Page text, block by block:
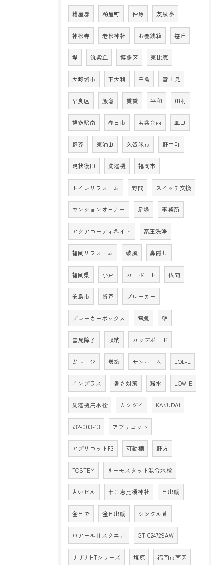
糟屋郡 粕屋町 仲原 友泉亭
神松寺 老松神社 お賽銭箱 笹丘
堤 筑紫丘 博多区 東比恵
大野城市 下大利 田島 富士見
早良区 飯倉 賃貸 平和 田村
博多駅南 春日市 若葉台西 皿山
野芥 東油山 久留米市 野中町
現状復旧 洗濯機 福岡市
トイレリフォーム 野間 スイッチ交換
マンションオーナー 足場 事務所
アクアコーディネイト 高圧洗浄
福岡リフォーム 破風 鼻隠し
福岡県 小戸 カーポート 仏間
糸島市 折戸 ブレーカー
ブレーカーボックス 電気 壁
雪見障子 収納 カップボード
ガレージ 増築 サンルーム LOE-E
インプラス 暑さ対策 漏水 LOW-E
洗濯機用水栓 カクダイ KAKUDAI
732-003-13 アプリコット
アプリコットF3 可動棚 野方
TOSTEM サーモスタット混合水栓
古いビル 十日恵比須神社 目出鯛
金目で 金目出鯛 シングル葺
ロアールⅡスクエア GT-C2472SAW
サザナHTシリーズ 塩原 福岡市南区